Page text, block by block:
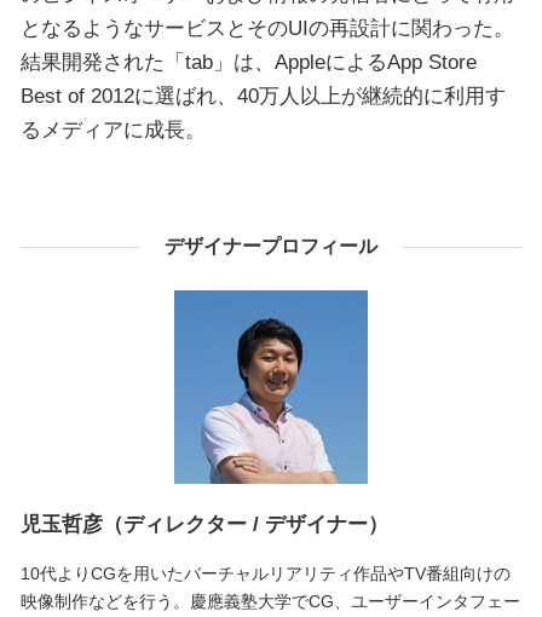
となるようなサービスとそのUIの再設計に関わった。
結果開発された「tab」は、AppleによるApp Store
Best of 2012に選ばれ、40万人以上が継続的に利用す
るメディアに成長。
デザイナープロフィール
児玉哲彦（ディレクター / デザイナー）
10代よりCGを用いたバーチャルリアリティ作品やTV番組向けの
映像制作などを行う。慶應義塾大学でCG、ユーザーインタフェー